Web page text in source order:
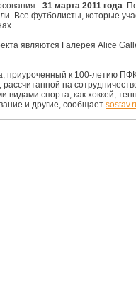
- 31 марта 2011 года.
Все футболисты, которые
являются Галерея Alice
приуроченный к 100-летию
на
видами спорта, как хоккей,
и другие, сообщает